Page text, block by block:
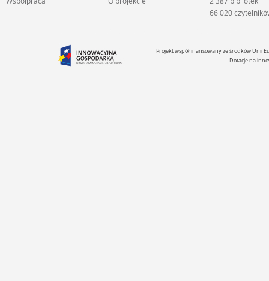
66 020
Projekt współfinansowany ze środków Unii
Dotacje na